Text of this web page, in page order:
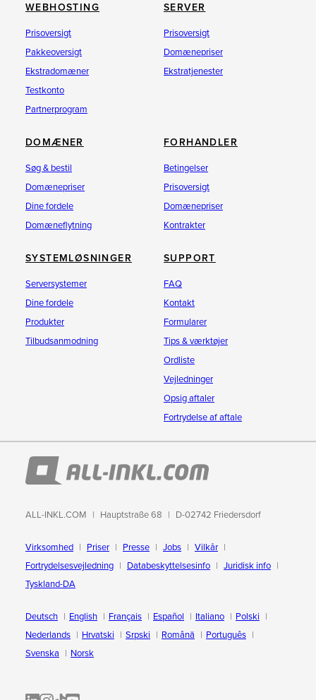
WEBHOSTING
Prisoversigt
Pakkeoversigt
Ekstradomæner
Testkonto
Partnerprogram
SERVER
Prisoversigt
Domænepriser
Ekstratjenester
DOMÆNER
Søg & bestil
Domænepriser
Dine fordele
Domæneflytning
FORHANDLER
Betingelser
Prisoversigt
Domænepriser
Kontrakter
SYSTEMLØSNINGER
Serversystemer
Dine fordele
Produkter
Tilbudsanmodning
SUPPORT
FAQ
Kontakt
Formularer
Tips & værktøjer
Ordliste
Vejledninger
Opsig aftaler
Fortrydelse af aftale
ALL-INKL.COM Hauptstraße 68 D-02742 Friedersdorf
Virksomhed Priser Presse Jobs
Vilkår
Fortrydelsesvejledning
Databeskyttelsesinfo
Juridisk info
Tyskland-DA
Deutsch English Français Español Italiano
Polski
Nederlands
Hrvatski Srpski Română
Português
Svenska
Norsk